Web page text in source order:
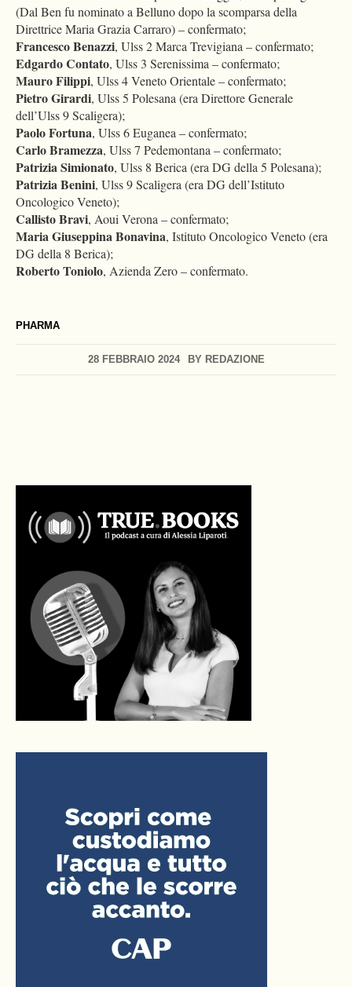
PHARMA
28 FEBBRAIO 2024 BY REDAZIONE
(Dal Ben fu nominato a Belluno dopo la scomparsa della
Direttrice Maria Grazia Carraro) – confermato;
Francesco Benazzi, Ulss 2 Marca Trevigiana – confermato;
Edgardo Contato, Ulss 3 Serenissima – confermato;
Mauro Filippi, Ulss 4 Veneto Orientale – confermato;
Pietro Girardi, Ulss 5 Polesana (era Direttore Generale
dell’Ulss 9 Scaligera);
Paolo Fortuna, Ulss 6 Euganea – confermato;
Carlo Bramezza, Ulss 7 Pedemontana – confermato;
Patrizia Simionato, Ulss 8 Berica (era DG della 5 Polesana);
Patrizia Benini, Ulss 9 Scaligera (era DG dell’Istituto
Oncologico Veneto);
Callisto Bravi, Aoui Verona – confermato;
Maria Giuseppina Bonavina, Istituto Oncologico Veneto (era
DG della 8 Berica);
Roberto Toniolo, Azienda Zero – confermato.